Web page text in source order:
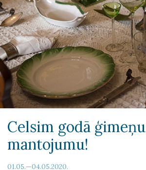
Celsim godā ģimeņu
mantojumu!
01.05.—04.05.2020.